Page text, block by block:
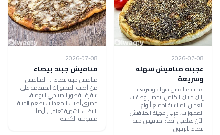
2026-07-08
عجينة مناقيش سهلة
وسريعة
عجينة مناقيش سهلة وسريعة ...
إليكِ دليلكِ الكامل لتحضير وصفات
العجين المناسبة لجميع أنواع
المخبوزات، جربي عجينة المناقيش
الآن تعلمي أيضاً: مناقيش جبنة
بيضاء بالزيتون
2026-07-08
مناقيش جبنة بيضاء
مناقيش جبنة بيضاء ... المناقيش
من أطيب المخبوزات المقدمة على
سفرة الفطور الصباحي اليومية،
حضري أطيب المعجنات بطعم الجبنة
البيضاء الشهية تعلمي أيضاً:
منقوشة الكشك